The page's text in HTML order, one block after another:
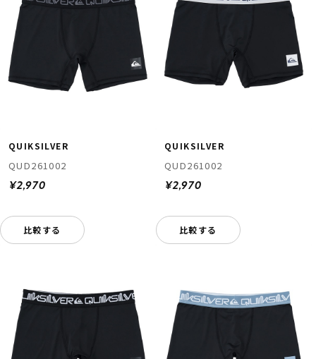
QUIKSILVER
QUD261002
¥2,970
比較する
QUIKSILVER
QUD261002
¥2,970
比較する